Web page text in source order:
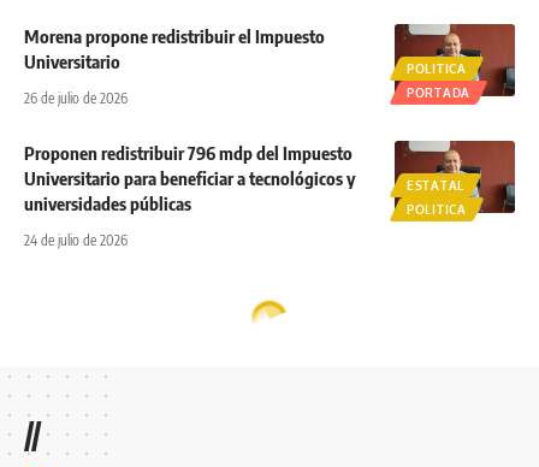
POLITICA
PORTADA
Morena propone redistribuir el Impuesto
Universitario
26 de julio de 2026
ESTATAL
POLITICA
Proponen redistribuir 796 mdp del Impuesto
Universitario para beneficiar a tecnológicos y
universidades públicas
24 de julio de 2026
//